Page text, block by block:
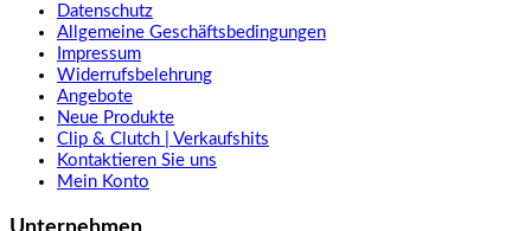
Datenschutz
Allgemeine Geschäftsbedingungen
Impressum
Widerrufsbelehrung
Angebote
Neue Produkte
Clip & Clutch | Verkaufshits
Kontaktieren Sie uns
Mein Konto